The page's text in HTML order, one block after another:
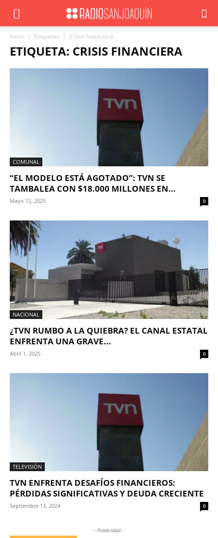
Inicio Etiquetas Crisis financiera
ETIQUETA: CRISIS FINANCIERA
COMUNAL
“EL MODELO ESTÁ AGOTADO”: TVN SE
TAMBALEA CON $18.000 MILLONES EN...
Mayo 12, 2025 0
NACIONAL
¿TVN RUMBO A LA QUIEBRA? EL CANAL ESTATAL
ENFRENTA UNA GRAVE...
Abril 1, 2025 0
TELEVISIÓN
TVN ENFRENTA DESAFÍOS FINANCIEROS:
PÉRDIDAS SIGNIFICATIVAS Y DEUDA CRECIENTE
Septiembre 13, 2024 0
- Publicidad -